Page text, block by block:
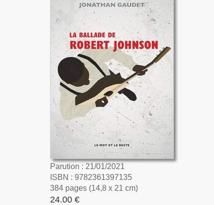
Parution : 21/01/2021
ISBN : 9782361397135
384 pages (14,8 x 21 cm)
24.00 €